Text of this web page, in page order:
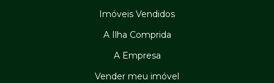
Imóveis Vendidos
A Ilha Comprida
A Empresa
Vender meu imóvel